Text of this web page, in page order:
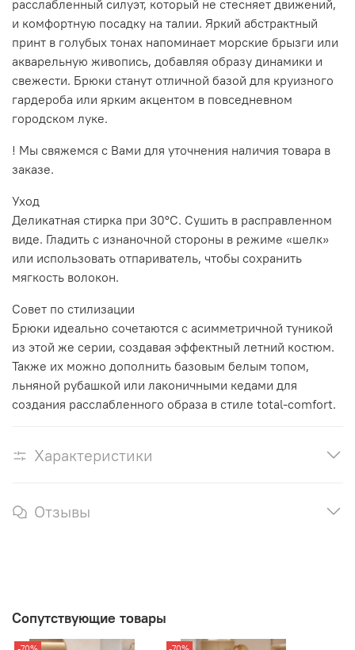
расслабленный силуэт, который не стесняет движений,
и комфортную посадку на талии. Яркий абстрактный
принт в голубых тонах напоминает морские брызги или
акварельную живопись, добавляя образу динамики и
свежести. Брюки станут отличной базой для круизного
гардероба или ярким акцентом в повседневном
городском луке.
! Мы свяжемся с Вами для уточнения наличия товара в
заказе.
Уход
Деликатная стирка при 30°C. Сушить в расправленном
виде. Гладить с изнаночной стороны в режиме «шелк»
или использовать отпариватель, чтобы сохранить
мягкость волокон.
Совет по стилизации
Брюки идеально сочетаются с асимметричной туникой
из этой же серии, создавая эффектный летний костюм.
Также их можно дополнить базовым белым топом,
льняной рубашкой или лаконичными кедами для
создания расслабленного образа в стиле total-comfort.
Характеристики
Отзывы
Сопутствующие товары